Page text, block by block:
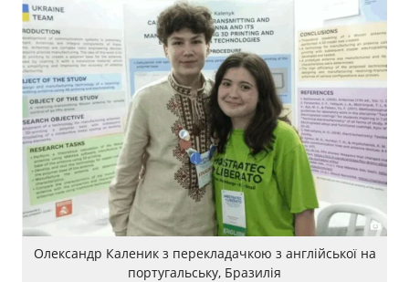
Олександр Каленик з перекладачкою з англійської на
португальську, Бразилія